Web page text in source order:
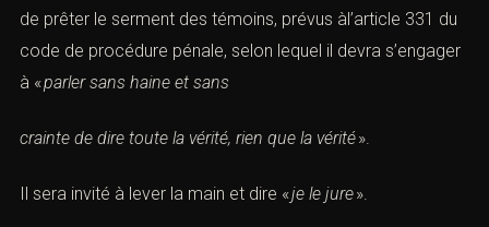
de prêter le serment des témoins, prévus àl’article 331 du
code de procédure pénale, selon lequel il devra s’engager
à «parler sans haine et sans
crainte de dire toute la vérité, rien que la vérité».
Il sera invité à lever la main et dire «je le jure».